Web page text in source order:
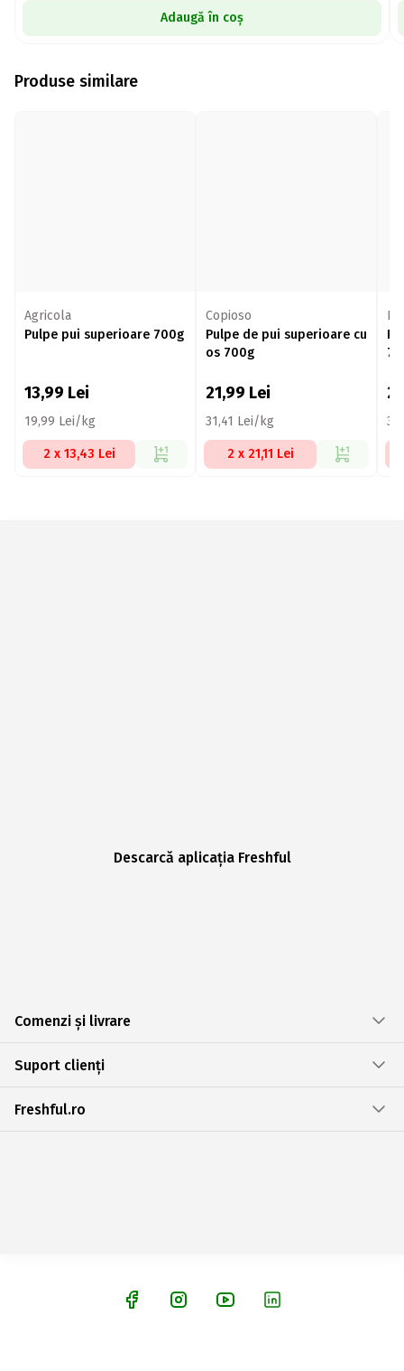
Adaugă în coș
Produse similare
Agricola
Pulpe pui superioare 700g
13,99 Lei
19,99 Lei/kg
2 x 13,43 Lei
Copioso
Pulpe de pui superioare cu
os 700g
21,99 Lei
31,41 Lei/kg
2 x 21,11 Lei
La
Descarcă aplicația Freshful
Comenzi și livrare
Suport clienți
Freshful.ro